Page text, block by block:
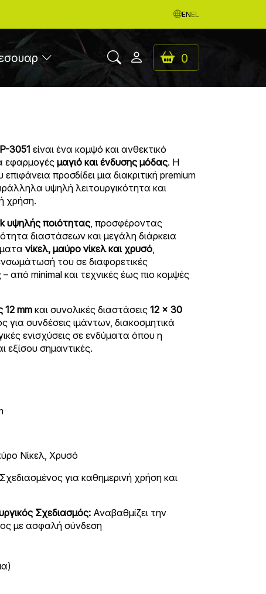
ENEL
0
3051 είναι ένα κομψό και ανθεκτικό
εφαρμογέςμαγιό και ένδυσης μόδας. Η
προσδίδει μια διακριτική premium
υψηλή λειτουργικότητα και
χρήση.
υψηλής ποιότητας , προσφέροντας
διαστάσεων και μεγάλη διάρκεια
νίκελ, μαύρο νίκελ και χρυσό
του σε διαφορετικές
– από minimal και τεχνικές έως πιο κομψές
12 mm και συνολικές διαστάσεις 12 × 30
για συνδέσεις ιμάντων, διακοσμητικά
ενισχύσεις σε ενδύματα όπου η
εξίσου σημαντικές.
Νίκελ, Χρυσό
Σχεδιασμένος για καθημερινή χρήση και
Σχεδιασμός: Αναβαθμίζει την
με ασφαλή σύνδεση